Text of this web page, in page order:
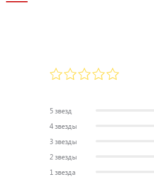
5 звезд
4 звезды
3 звезды
2 звезды
1 звезда